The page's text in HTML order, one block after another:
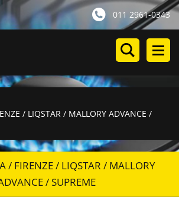
011 2961-0343
/ LIQSTAR / MALLORY ADVANCE /
/ FIRENZE / LIQSTAR / MALLORY
/ SUPREME